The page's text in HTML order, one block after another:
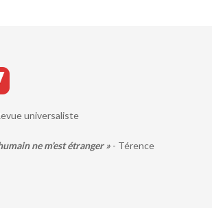
universaliste
ne m'est étranger » - Térence